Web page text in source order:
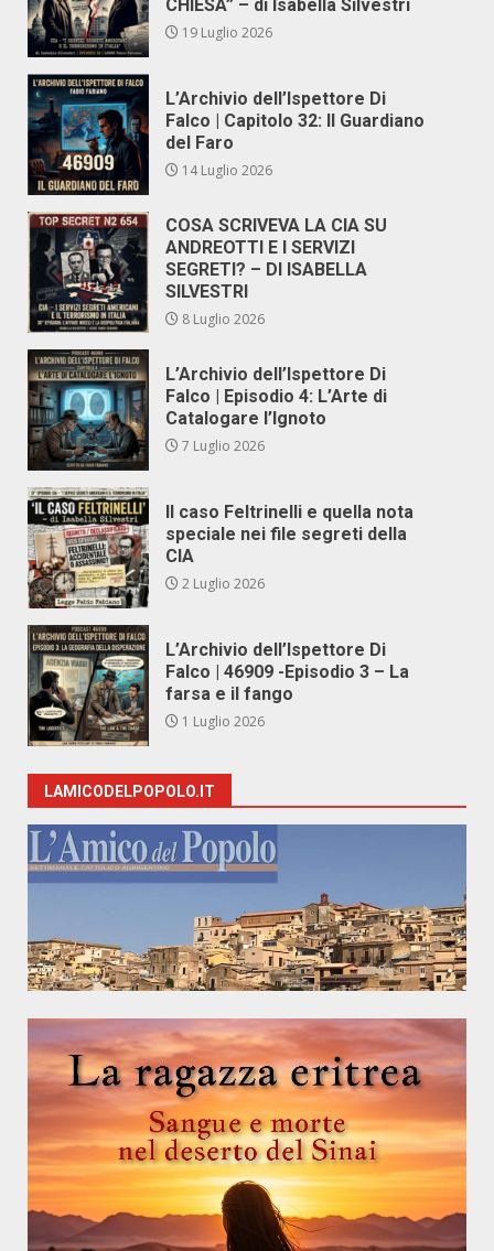
CHIESA” – di Isabella Silvestri
19 Luglio 2026
L’Archivio dell’Ispettore Di
Falco | Capitolo 32: Il Guardiano
del Faro
14 Luglio 2026
COSA SCRIVEVA LA CIA SU
ANDREOTTI E I SERVIZI
SEGRETI? – DI ISABELLA
SILVESTRI
8 Luglio 2026
L’Archivio dell’Ispettore Di
Falco | Episodio 4: L’Arte di
Catalogare l’Ignoto
7 Luglio 2026
Il caso Feltrinelli e quella nota
speciale nei file segreti della
CIA
2 Luglio 2026
L’Archivio dell’Ispettore Di
Falco | 46909 -Episodio 3 – La
farsa e il fango
1 Luglio 2026
LAMICODELPOPOLO.IT